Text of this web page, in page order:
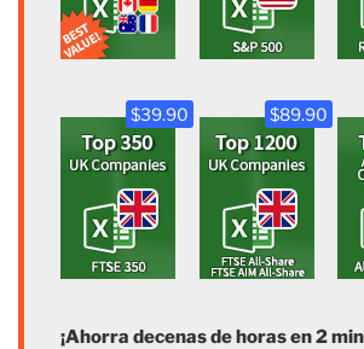
$39.90 $89.90
¡Ahorra decenas de horas en 2